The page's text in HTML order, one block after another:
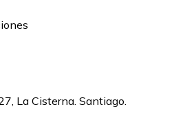
La Cisterna. Santiago.